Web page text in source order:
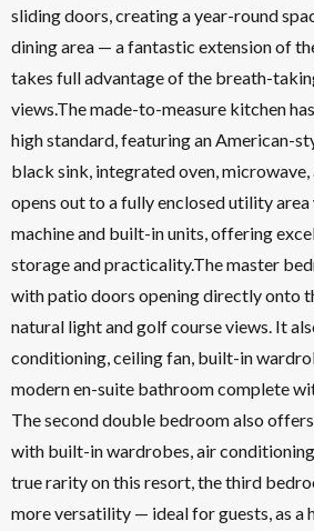
sliding doors, creating a year-round
dining area — a fantastic extension of
takes full advantage of the breath-
views.The made-to-measure kitchen
high standard, featuring an American-
black sink, integrated oven, microwave,
opens out to a fully enclosed utility area
machine and built-in units, offering
storage and practicality.The master
with patio doors opening directly onto
natural light and golf course views. It
conditioning, ceiling fan, built-in
modern en-suite bathroom complete
The second double bedroom also
with built-in wardrobes, air
true rarity on this resort, the third
more versatility — ideal for guests, as a